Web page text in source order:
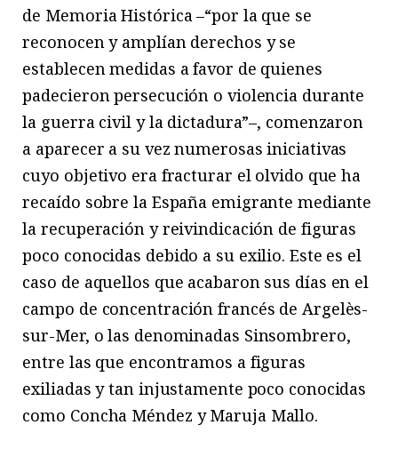
de Memoria Histórica –“por la que se
reconocen y amplían derechos y se
establecen medidas a favor de quienes
padecieron persecución o violencia durante
la guerra civil y la dictadura”–, comenzaron
a aparecer a su vez numerosas iniciativas
cuyo objetivo era fracturar el olvido que ha
recaído sobre la España emigrante mediante
la recuperación y reivindicación de figuras
poco conocidas debido a su exilio. Este es el
caso de aquellos que acabaron sus días en el
campo de concentración francés de Argelès-
sur-Mer, o las denominadas Sinsombrero,
entre las que encontramos a figuras
exiliadas y tan injustamente poco conocidas
como Concha Méndez y Maruja Mallo.